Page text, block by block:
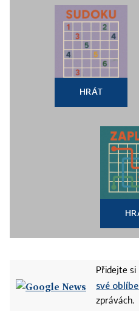
HRÁT
Přidejte si
své
zprávách.